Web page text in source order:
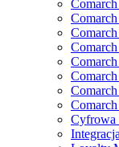
Cyfrowa